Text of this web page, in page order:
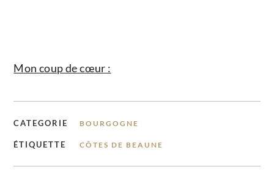
Mon coup de cœur :
CATEGORIE BOURGOGNE
ÉTIQUETTE CÔTES DE BEAUNE